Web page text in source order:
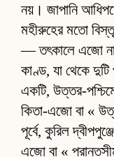
নয়। জাপানি
মহীরুহের মতো
— তৎকালে এজো
কাণ্ড, যা থেকে
একটি, উত্তর-
কিতা-এজো বা «
পূর্বে, কুরিল
এজো বা «